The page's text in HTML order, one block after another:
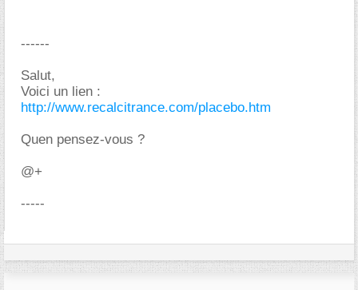
------
Salut,
Voici un lien :
http://www.recalcitrance.com/placebo.htm
Quen pensez-vous ?
@+
-----